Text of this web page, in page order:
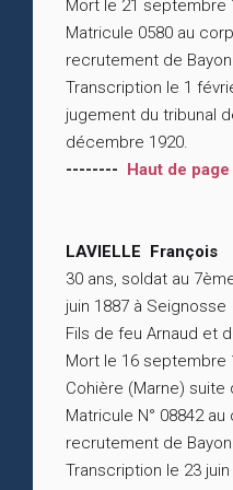
Mort le 21 septembre
Matricule 0580 au
recrutement de
Transcription le 1
jugement du tribunal
décembre 1920.
-------- Haut de page
LAVIELLE François
30 ans, soldat au
juin 1887 à Seignosse
Fils de feu Arnaud et
Mort le 16 septembre
Cohière (Marne)
Matricule N° 08842 au
recrutement de
Transcription le 23